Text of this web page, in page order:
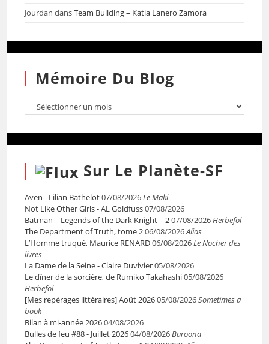
Jourdan dansTeam Building – Katia Lanero Zamora
Mémoire Du Blog
Sur Le Planète-SF
Aven - Lilian Bathelot07/08/2026Le Maki
Not Like Other Girls - AL Goldfuss07/08/2026
Batman – Legends of the Dark Knight – 207/08/2026Herbefol
The Department of Truth, tome 206/08/2026Alias
L’Homme truqué, Maurice RENARD06/08/2026Le Nocher des
livres
La Dame de la Seine - Claire Duvivier05/08/2026
Le dîner de la sorcière, de Rumiko Takahashi05/08/2026
Herbefol
[Mes repérages littéraires] Août 202605/08/2026Sometimes a
book
Bilan à mi-année 202604/08/2026
Bulles de feu #88 - Juillet 202604/08/2026Baroona